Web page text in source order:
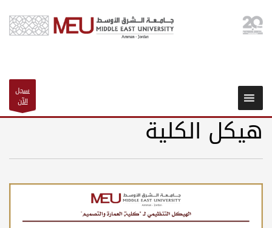
سجل
الآن
هيكل الكلية